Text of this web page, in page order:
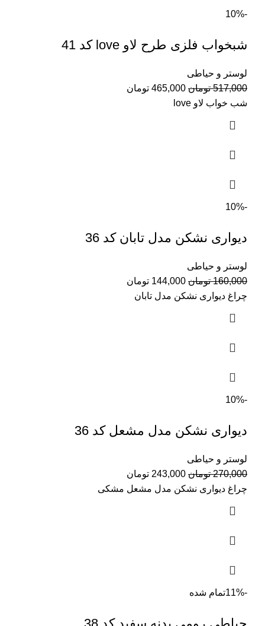
-10%
شبخواب فلزی طرح لاو love کد 41
لوستر و حیاطی
517,000 تومان قیمت
اصلی:
465,000 تومان
شب خواب لاو love
-10%
دیواری نشکن مدل تابان کد 36
لوستر و حیاطی
160,000 تومان قیمت
اصلی:
144,000 تومان
چراغ دیواری نشکن مدل تابان
-10%
دیواری نشکن مدل مشعل کد 36
لوستر و حیاطی
270,000 تومان قیمت
اصلی:
243,000 تومان
فعلی:
چراغ دیواری نشکن مدل مشعل مشکی
-11% تمام شده